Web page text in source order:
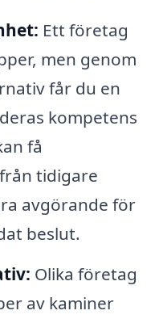
Ett företag
men genom
får du en
kompetens
få
tidigare
avgörande för
beslut.
Olika företag
av kaminer